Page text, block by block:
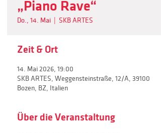
„Piano Rave“
Do., 14. Mai SKB ARTES
Zeit & Ort
14. Mai 2026, 19:00
SKB ARTES, Weggensteinstraße, 12/A, 39100
Bozen, BZ, Italien
Über die Veranstaltung